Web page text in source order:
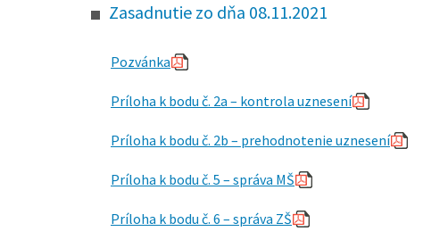
Zasadnutie zo dňa 08.11.2021
Pozvánka
Príloha k bodu č. 2a – kontrola uznesení
Príloha k bodu č. 2b – prehodnotenie uznesení
Príloha k bodu č. 5 – správa MŠ
Príloha k bodu č. 6 – správa ZŠ